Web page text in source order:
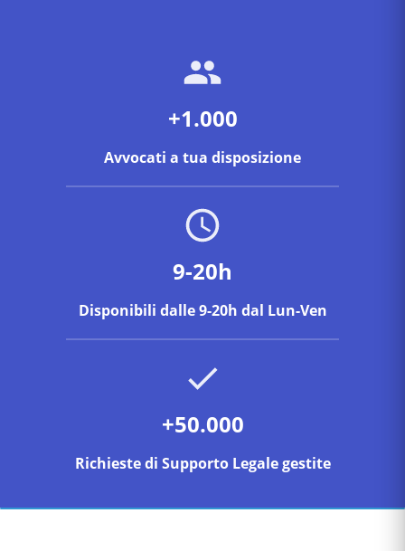
+1.000
Avvocati a tua disposizione
9-20h
Disponibili dalle 9-20h dal Lun-Ven
+50.000
Richieste di Supporto Legale gestite